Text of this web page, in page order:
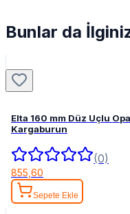
Bunlar da
Elta 160 mm Düz Uçlu
Kargaburun
(0)
855,60
Sepete Ekle